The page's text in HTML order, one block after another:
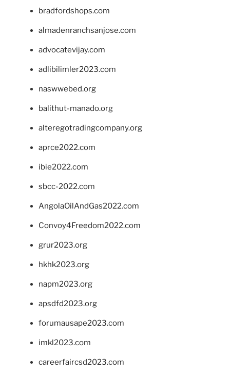
bradfordshops.com
almadenranchsanjose.com
advocatevijay.com
adlibilimler2023.com
naswwebed.org
balithut-manado.org
alteregotradingcompany.org
aprce2022.com
ibie2022.com
sbcc-2022.com
AngolaOilAndGas2022.com
Convoy4Freedom2022.com
grur2023.org
hkhk2023.org
napm2023.org
apsdfd2023.org
forumausape2023.com
imkl2023.com
careerfaircsd2023.com